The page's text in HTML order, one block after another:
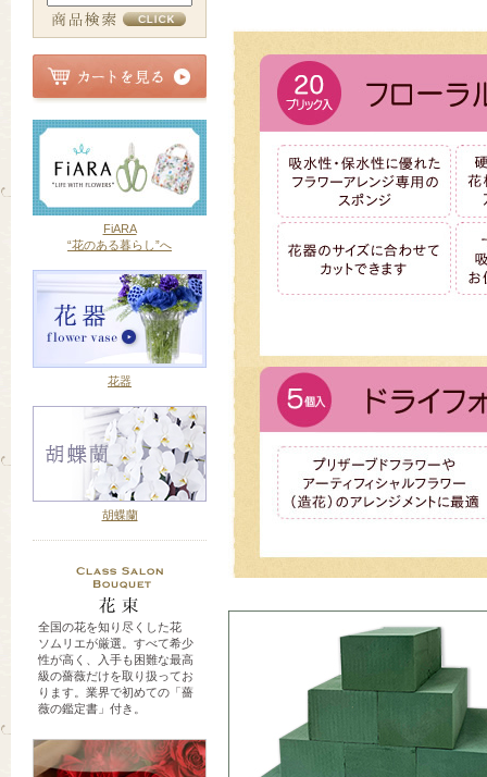
FiARA
“花のある暮らし”へ
花器
胡蝶蘭
全国の花を知り尽くした花
ソムリエが厳選。すべて希少
性が高く、入手も困難な最高
級の薔薇だけを取り扱ってお
ります。業界で初めての「薔
薇の鑑定書」付き。